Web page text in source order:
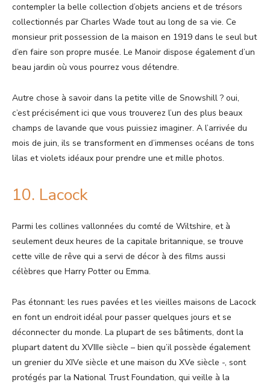
contempler la belle collection d’objets anciens et de trésors
collectionnés par Charles Wade tout au long de sa vie. Ce
monsieur prit possession de la maison en 1919 dans le seul but
d’en faire son propre musée. Le Manoir dispose également d’un
beau jardin où vous pourrez vous détendre.
Autre chose à savoir dans la petite ville de Snowshill ? oui,
c’est précisément ici que vous trouverez l’un des plus beaux
champs de lavande que vous puissiez imaginer. A l’arrivée du
mois de juin, ils se transforment en d’immenses océans de tons
lilas et violets idéaux pour prendre une et mille photos.
10. Lacock
Parmi les collines vallonnées du comté de Wiltshire, et à
seulement deux heures de la capitale britannique, se trouve
cette ville de rêve qui a servi de décor à des films aussi
célèbres que Harry Potter ou Emma.
Pas étonnant: les rues pavées et les vieilles maisons de Lacock
en font un endroit idéal pour passer quelques jours et se
déconnecter du monde. La plupart de ses bâtiments, dont la
plupart datent du XVIIIe siècle – bien qu’il possède également
un grenier du XIVe siècle et une maison du XVe siècle -, sont
protégés par la National Trust Foundation, qui veille à la